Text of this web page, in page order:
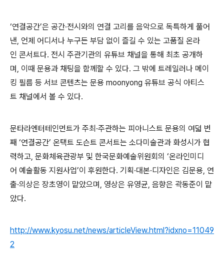
‘연결공간’은 공간·전시와의 연결 고리를 음악으로 독특하게 풀어
낸, 언제 어디서나 누구든 부담 없이 즐길 수 있는 고품질 온라
인 콘서트다. 전시 주관기관의 유튜브 채널을 통해 최초 공개하
며, 이때 문용과 채팅을 함께할 수 있다. 그 밖에 트레일러나 메이
킹 필름 등 서브 콘텐츠는 문용 moonyong 유튜브 공식 아티스
트 채널에서 볼 수 있다.
문타라엔터테인먼트가 주최·주관하는 피아니스트 문용의 여덟 번
째 ‘연결공간’ 온택트 도슨트 콘서트는 소다미술관과 화성시가 협
력하고, 문화체육관광부 및 한국문화예술위원회의 ‘온라인미디
어 예술활동 지원사업’이 후원한다. 기획·대본·디자인은 김문용, 연
출·의상은 장초영이 맡았으며, 영상은 유영균, 음향은 곽동준이 맡
았다.
http://www.kyosu.net/news/articleView.html?idxno=11049
2